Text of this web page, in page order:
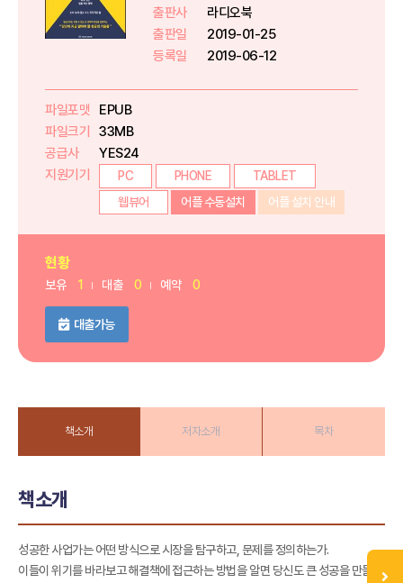
출판사
라디오북
출판일
2019-01-25
등록일
2019-06-12
파일포맷
EPUB
파일크기
33MB
공급사
YES24
지원기기
PC PHONE
TABLET
웹뷰어
어플 수동설치 어플 설치 안내
현황
보유 1 대출 0 예약 0
대출가능
책소개 저자소개 목차
책소개
성공한 사업가는 어떤 방식으로 시장을 탐구하고, 문제를 정의하는가.
이들이 위기를 바라보고 해결책에 접근하는 방법을 알면 당신도 큰 성공을 만들 수